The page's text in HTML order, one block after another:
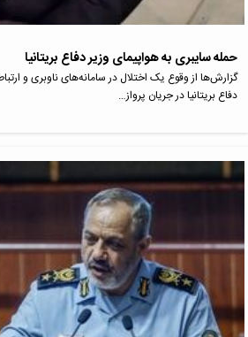
حمله سایبری به هواپیمای وزیر دفاع بریتانیا
گزارش‌ها از وقوع یک اختلال در سامانه‌های ناوبری و
دفاع بریتانیا در جریان پرواز…